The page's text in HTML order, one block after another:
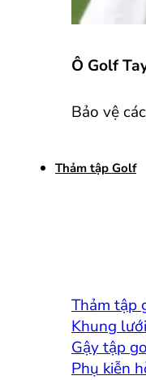
Ô Golf
Bảo vệ
Thảm tập Golf
Thảm tập
Khung
Gậy tập
Phụ kiễn